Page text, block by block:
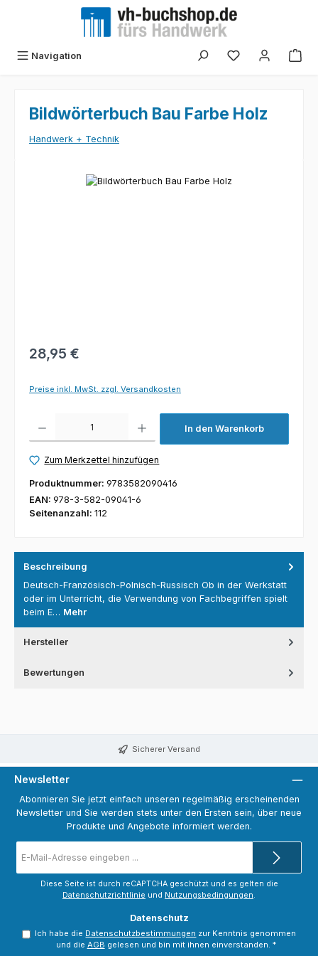
Zum Hauptinhalt springen
Navigation
Bildwörterbuch Bau Farbe Holz
Handwerk + Technik
Bildergalerie überspringen
28,95 €
Preise inkl. MwSt. zzgl. Versandkosten
In den Warenkorb
Zum Merkzettel hinzufügen
Produktnummer: 9783582090416
EAN: 978-3-582-09041-6
Seitenanzahl: 112
Beschreibung
Deutsch-Französisch-Polnisch-Russisch Ob in der Werkstatt
oder im Unterricht, die Verwendung von Fachbegriffen spielt
beim E… Mehr
Hersteller
Bewertungen
Sicherer Versand
Newsletter
Abonnieren Sie jetzt einfach unseren regelmäßig erscheinenden
Newsletter und Sie werden stets unter den Ersten sein, über neue
Produkte und Angebote informiert werden.
Mail-
Adresse
Diese Seite ist durch reCAPTCHA geschützt und es gelten die
Datenschutzrichtlinie und Nutzungsbedingungen.
Datenschutz
Ich habe die Datenschutzbestimmungen zur Kenntnis genommen
und die AGB gelesen und bin mit ihnen einverstanden. *